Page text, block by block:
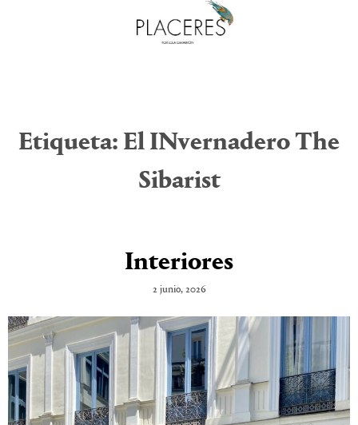
Etiqueta: El INvernadero The
Sibarist
Interiores
2 junio, 2026